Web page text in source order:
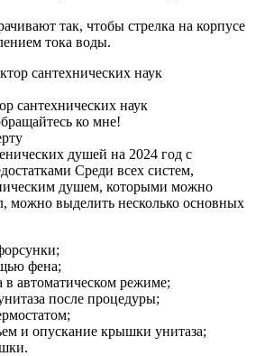
так, чтобы стрелка на корпусе
тока воды.
сантехнических наук
ко мне!
душей на 2024 год с
Среди всех систем,
душем, которыми можно
можно выделить несколько основных
фена;
в автоматическом режиме;
после процедуры;
и опускание крышки унитаза;